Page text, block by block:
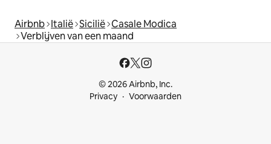
Airbnb Italië Sicilië Casale Modica
Verblijven van een maand
© 2026 Airbnb, Inc.
Privacy
Voorwaarden